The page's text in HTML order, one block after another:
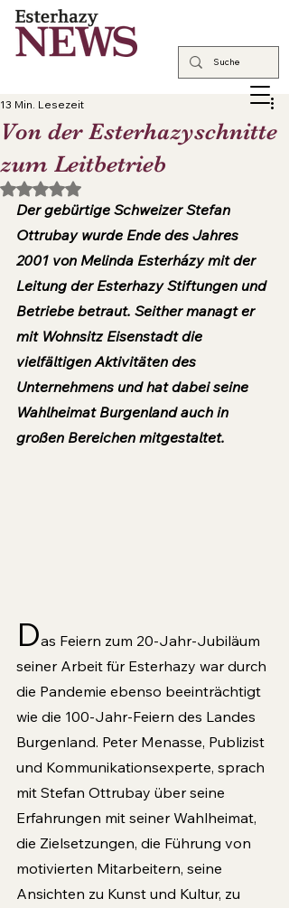
Von der Esterhazyschnitte
zum Leitbetrieb
13 Min. Lesezeit
Mit NaN von 5 Sternen bewertet.
Der gebürtige Schweizer Stefan
Ottrubay wurde Ende des Jahres
2001 von Melinda Esterházy mit der
Leitung der Esterhazy Stiftungen und
Betriebe betraut. Seither managt er
mit Wohnsitz Eisenstadt die
vielfältigen Aktivitäten des
Unternehmens und hat dabei seine
Wahlheimat Burgenland auch in
großen Bereichen mitgestaltet.
Das Feiern zum 20-Jahr-Jubiläum
seiner Arbeit für Esterhazy war durch
die Pandemie ebenso beeinträchtigt
wie die 100-Jahr-Feiern des Landes
Burgenland. Peter Menasse, Publizist
und Kommunikationsexperte, sprach
mit Stefan Ottrubay über seine
Erfahrungen mit seiner Wahlheimat,
die Zielsetzungen, die Führung von
motivierten Mitarbeitern, seine
Ansichten zu Kunst und Kultur, zu